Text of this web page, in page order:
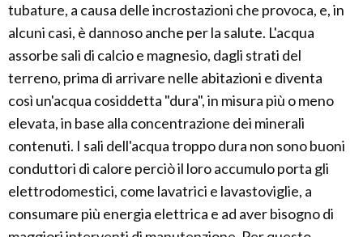
tubature, a causa delle incrostazioni che provoca, e, in
alcuni casi, è dannoso anche per la salute. L'acqua
assorbe sali di calcio e magnesio, dagli strati del
terreno, prima di arrivare nelle abitazioni e diventa
così un'acqua cosiddetta "dura", in misura più o meno
elevata, in base alla concentrazione dei minerali
contenuti. I sali dell'acqua troppo dura non sono buoni
conduttori di calore perciò il loro accumulo porta gli
elettrodomestici, come lavatrici e lavastoviglie, a
consumare più energia elettrica e ad aver bisogno di